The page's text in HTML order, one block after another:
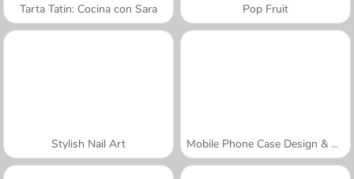
Tarta Tatin: Cocina con Sara Pop Fruit
Stylish Nail Art Mobile Phone Case Design & DIY